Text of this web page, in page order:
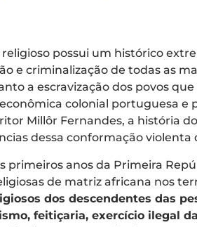
religioso possui um histórico
e criminalização de todas as
a escravização dos povos
colonial portuguesa e
Millôr Fernandes, a história
dessa conformação violenta
primeiros anos da Primeira
de matriz africana nos
dos descendentes das
feitiçaria, exercício ilegal